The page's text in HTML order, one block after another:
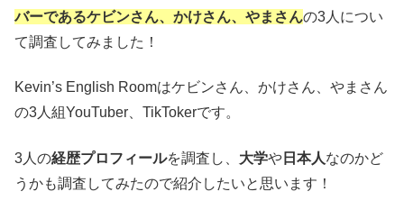
バーであるケビンさん、かけさん、やまさんの3人につい
て調査してみました！
Kevin’s English Roomはケビンさん、かけさん、やまさん
の3人組YouTuber、TikTokerです。
3人の経歴プロフィールを調査し、 大学や 日本人なのかど
うかも調査してみたので紹介したいと思います！